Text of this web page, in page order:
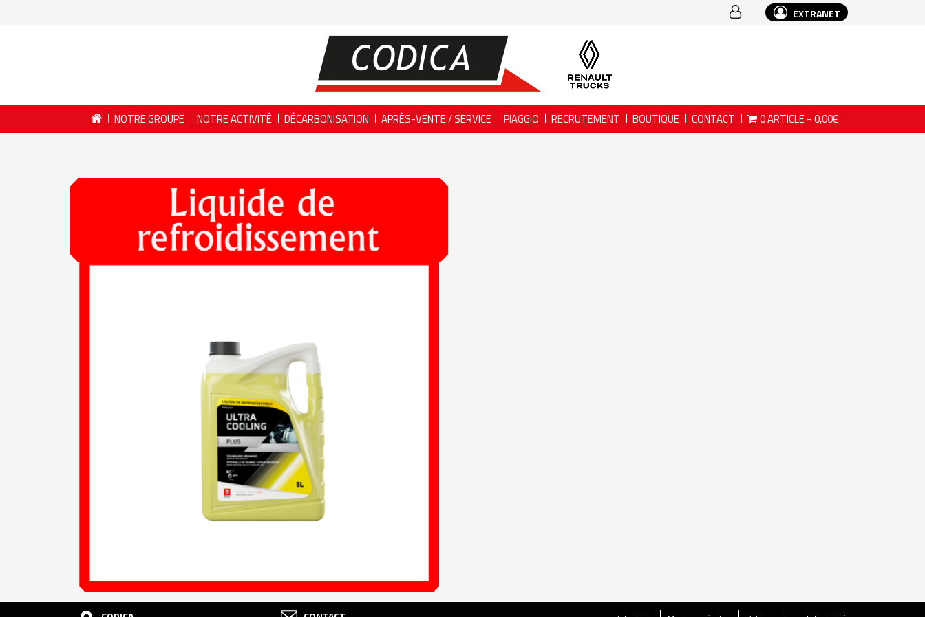
EXTRANET
NOTRE GROUPE NOTRE ACTIVITÉ DÉCARBONISATION APRÈS-VENTE / SERVICE PIAGGIO RECRUTEMENT BOUTIQUE CONTACT 0 ARTICLE 0,00€